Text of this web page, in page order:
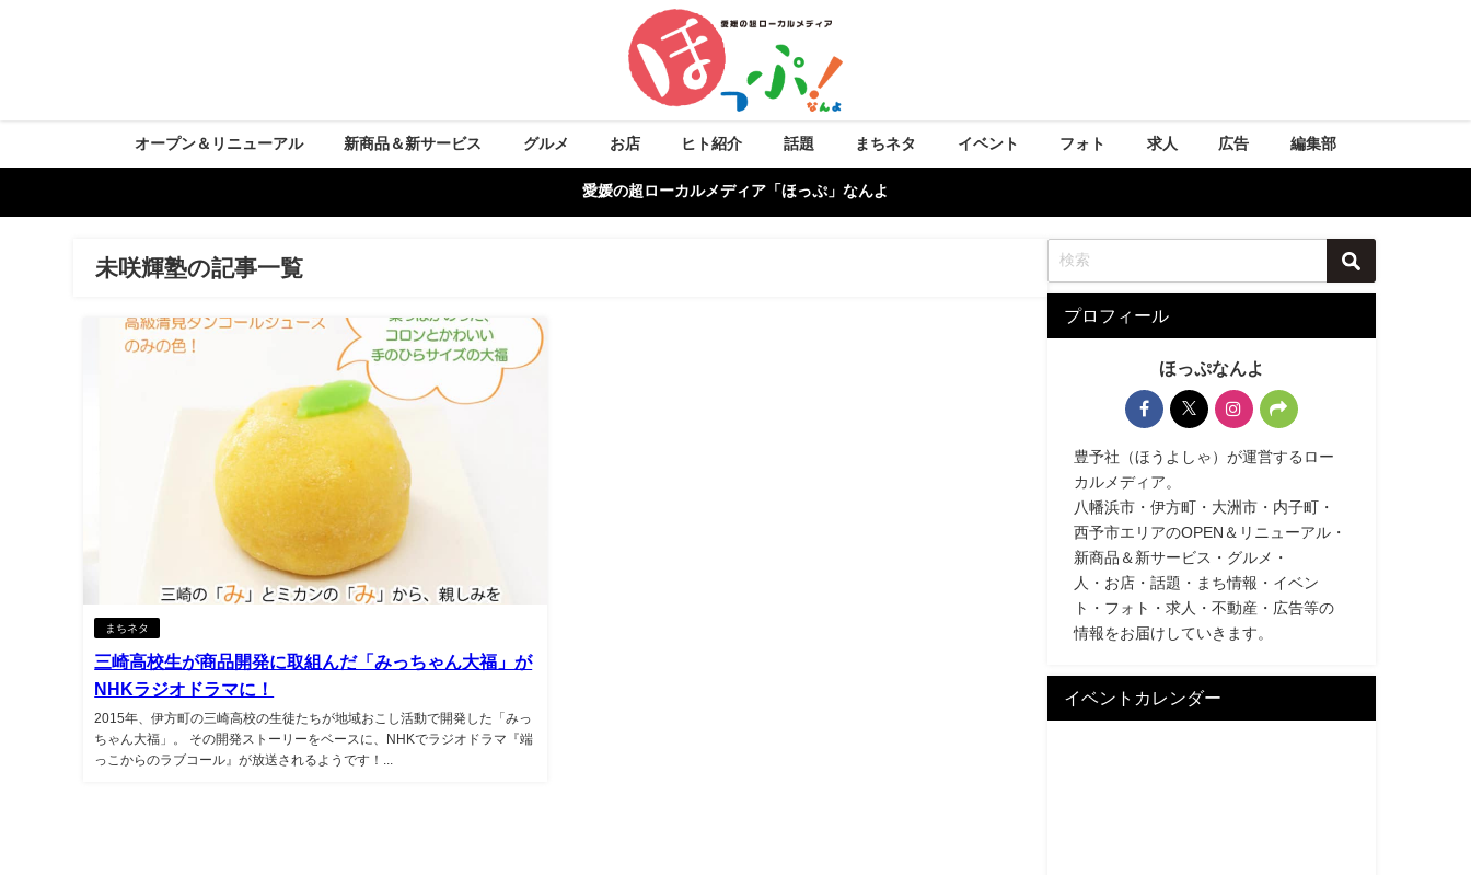
オープン＆リニューアル 新商品＆新サービス グルメ お店 ヒト紹介 話題 まちネタ イベント フォト 求人 広告 編集部
愛媛の超ローカルメディア「ほっぷ」なんよ
未咲輝塾の記事一覧
まちネタ
三崎高校生が商品開発に取組んだ「みっちゃん大福」が
NHKラジオドラマに！
2015年、伊方町の三崎高校の生徒たちが地域おこし活動で開発した「みっ
ちゃん大福」。 その開発ストーリーをベースに、NHKでラジオドラマ『端
っこからのラブコール』が放送されるようです！...
プロフィール
ほっぷなんよ
豊予社（ほうよしゃ）が運営するロー
カルメディア。
八幡浜市・伊方町・大洲市・内子町・
西予市エリアのOPEN＆リニューアル・
新商品＆新サービス・グルメ・
人・お店・話題・まち情報・イベン
ト・フォト・求人・不動産・広告等の
情報をお届けしていきます。
イベントカレンダー